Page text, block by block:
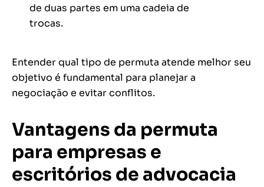
de duas partes em uma cadeia de
trocas.
Entender qual tipo de permuta atende melhor seu
objetivo é fundamental para planejar a
negociação e evitar conflitos.
Vantagens da permuta
para empresas e
escritórios de advocacia